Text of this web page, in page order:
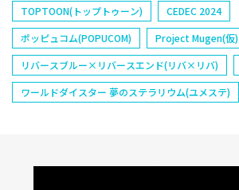
TOPTOON(トップトゥーン)
CEDEC 2024
ポッピュコム(POPUCOM)
Project Mugen(仮)
リバースブルー×リバースエンド(リバ×リバ)
ワールドダイスター 夢のステラリウム(ユメステ)